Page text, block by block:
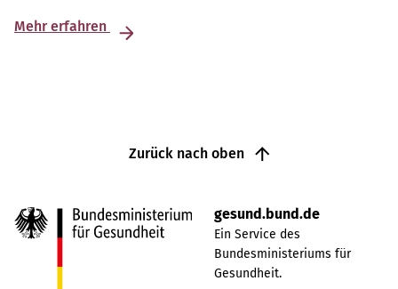
Mehr erfahren
Zurück nach oben
gesund.bund.de
Ein Service des
Bundesministeriums für
Gesundheit.